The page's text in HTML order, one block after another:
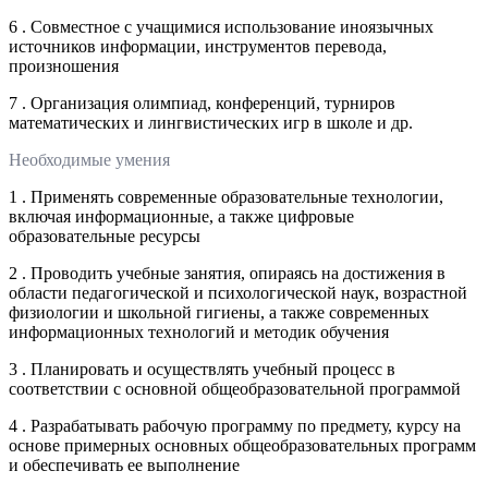
6 . Совместное с учащимися использование иноязычных
источников информации, инструментов перевода,
произношения
7 . Организация олимпиад, конференций, турниров
математических и лингвистических игр в школе и др.
Необходимые умения
1 . Применять современные образовательные технологии,
включая информационные, а также цифровые
образовательные ресурсы
2 . Проводить учебные занятия, опираясь на достижения в
области педагогической и психологической наук, возрастной
физиологии и школьной гигиены, а также современных
информационных технологий и методик обучения
3 . Планировать и осуществлять учебный процесс в
соответствии с основной общеобразовательной программой
4 . Разрабатывать рабочую программу по предмету, курсу на
основе примерных основных общеобразовательных программ
и обеспечивать ее выполнение